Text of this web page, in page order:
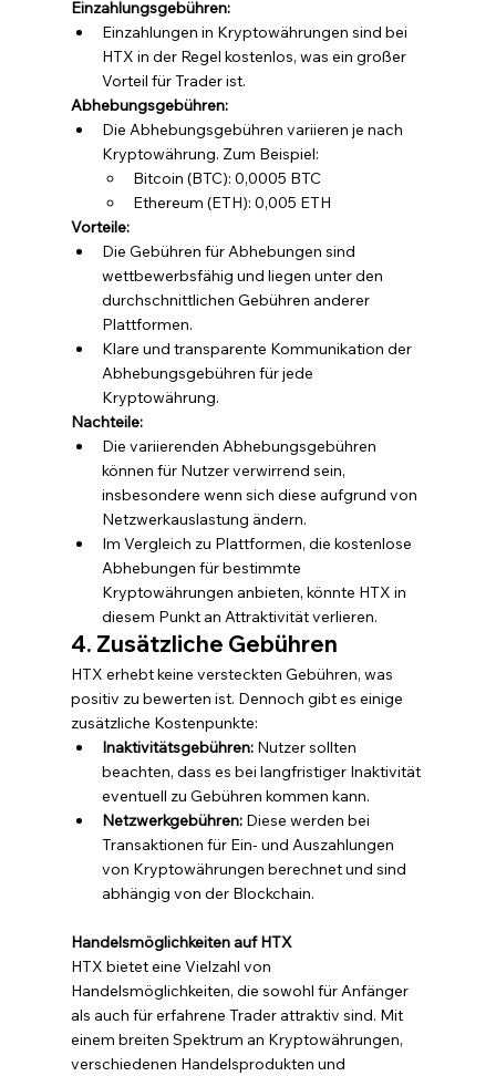
Einzahlungsgebühren:
Einzahlungen in Kryptowährungen sind bei
HTX in der Regel kostenlos, was ein großer
Vorteil für Trader ist.
Abhebungsgebühren:
Die Abhebungsgebühren variieren je nach
Kryptowährung. Zum Beispiel:
Bitcoin (BTC): 0,0005 BTC
Ethereum (ETH): 0,005 ETH
Vorteile:
Die Gebühren für Abhebungen sind
wettbewerbsfähig und liegen unter den
durchschnittlichen Gebühren anderer
Plattformen.
Klare und transparente Kommunikation der
Abhebungsgebühren für jede
Kryptowährung.
Nachteile:
Die variierenden Abhebungsgebühren
können für Nutzer verwirrend sein,
insbesondere wenn sich diese aufgrund von
Netzwerkauslastung ändern.
Im Vergleich zu Plattformen, die kostenlose
Abhebungen für bestimmte
Kryptowährungen anbieten, könnte HTX in
diesem Punkt an Attraktivität verlieren.
4. Zusätzliche Gebühren
HTX erhebt keine versteckten Gebühren, was
positiv zu bewerten ist. Dennoch gibt es einige
zusätzliche Kostenpunkte:
Inaktivitätsgebühren: Nutzer sollten
beachten, dass es bei langfristiger Inaktivität
eventuell zu Gebühren kommen kann.
Netzwerkgebühren: Diese werden bei
Transaktionen für Ein- und Auszahlungen
von Kryptowährungen berechnet und sind
abhängig von der Blockchain.
Handelsmöglichkeiten auf HTX
HTX bietet eine Vielzahl von
Handelsmöglichkeiten, die sowohl für Anfänger
als auch für erfahrene Trader attraktiv sind. Mit
einem breiten Spektrum an Kryptowährungen,
verschiedenen Handelsprodukten und